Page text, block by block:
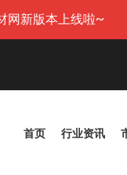
网新版本上线啦~
首页 行业资讯